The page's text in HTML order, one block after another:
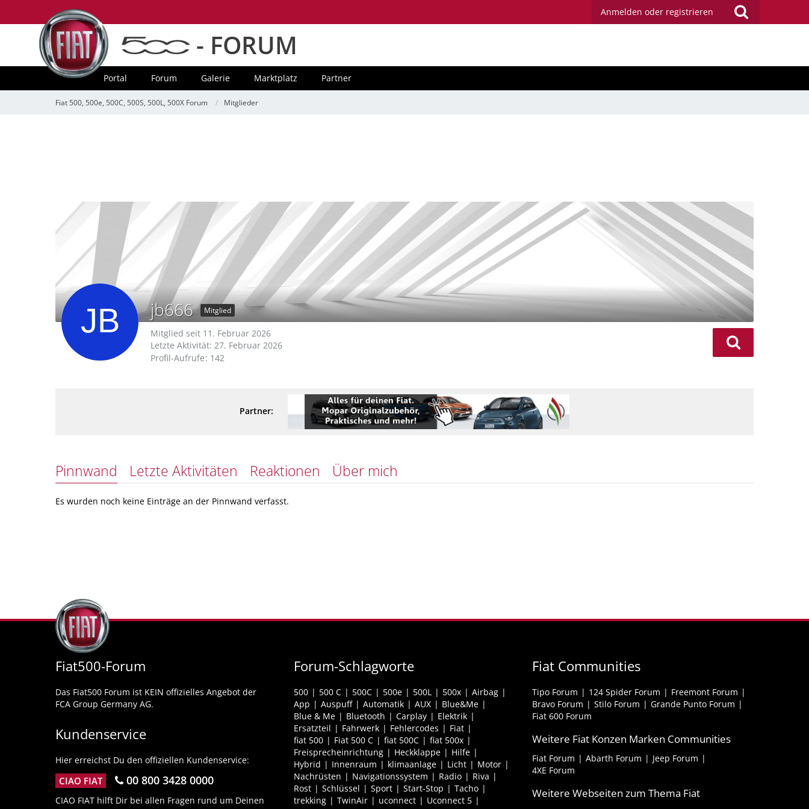
Anmelden oder registrieren
- FORUM
Portal Forum Galerie Marktplatz Partner
Fiat 500, 500e, 500C, 500S, 500L, 500X Forum Mitglieder
jb666 Mitglied
Mitglied seit 11. Februar 2026
Letzte Aktivität: 27. Februar 2026
Profil-Aufrufe 142
Partner:
Pinnwand Letzte Aktivitäten Reaktionen Über mich
Es wurden noch keine Einträge an der Pinnwand verfasst.
Fiat500-Forum
Das Fiat500 Forum ist KEIN offizielles Angebot der
FCA Group Germany AG.
Kundenservice
Hier erreichst Du den offiziellen Kundenservice:
CIAO FIAT 00 800 3428 0000
CIAO FIAT hilft Dir bei allen Fragen rund um Deinen
Forum-Schlagworte
500 500 C 500C 500e 500L 500x
Airbag
App
Auspuff Automatik AUX
Blue&Me
Blue & Me
Bluetooth Carplay
Elektrik
Ersatzteil
Fahrwerk Fehlercodes
Fiat
fiat 500
Fiat 500 C fiat 500C
fiat 500x
Freisprecheinrichtung
Heckklappe
Hilfe
Hybrid
Innenraum klimaanlage Licht
Motor
Nachrüsten
Navigationssystem Radio
Riva
Rost
Schlüssel Sport Start-Stop
Tacho
trekking
TwinAir uconnect
Uconnect 5
Fiat Communities
Tipo Forum 124 Spider Forum
Freemont Forum
Bravo Forum
Stilo Forum
Grande Punto Forum
Fiat 600 Forum
Weitere Fiat Konzen Marken Communities
Fiat Forum Abarth Forum
Jeep Forum
4XE Forum
Weitere Webseiten zum Thema Fiat